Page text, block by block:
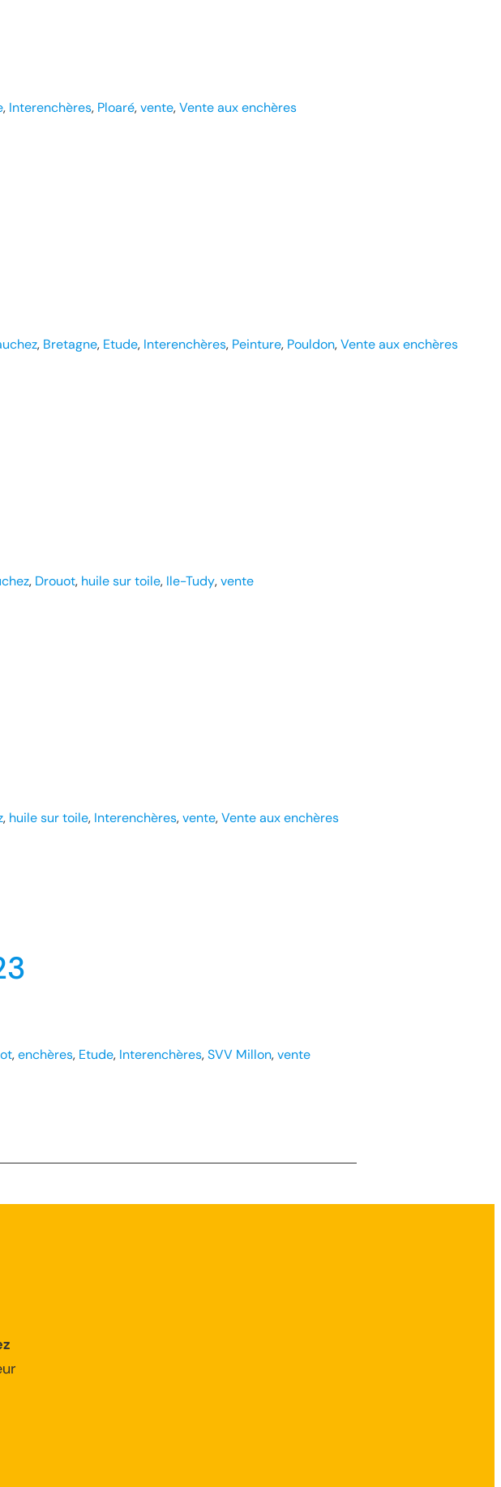
, Interenchères, Ploaré, vente, Vente aux enchères
, Bretagne, Etude, Interenchères, Peinture, Pouldon, Vente aux enchères
, Drouot, huile sur toile, Ile-Tudy, vente
, huile sur toile, Interenchères, vente, Vente aux enchères
, enchères, Etude, Interenchères, SVV Millon, vente